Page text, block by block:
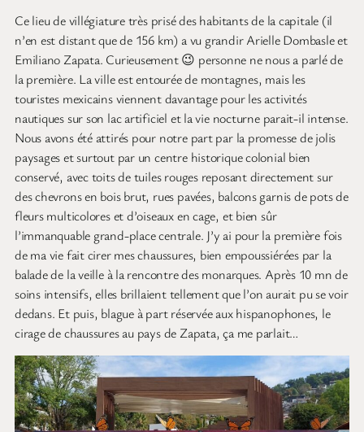
Ce lieu de villégiature très prisé des habitants de la capitale (il
n’en est distant que de 156 km) a vu grandir Arielle Dombasle et
Emiliano Zapata. Curieusement 😉 personne ne nous a parlé de
la première. La ville est entourée de montagnes, mais les
touristes mexicains viennent davantage pour les activités
nautiques sur son lac artificiel et la vie nocturne parait-il intense.
Nous avons été attirés pour notre part par la promesse de jolis
paysages et surtout par un centre historique colonial bien
conservé, avec toits de tuiles rouges reposant directement sur
des chevrons en bois brut, rues pavées, balcons garnis de pots de
fleurs multicolores et d’oiseaux en cage, et bien sûr
l’immanquable grand-place centrale. J’y ai pour la première fois
de ma vie fait cirer mes chaussures, bien empoussiérées par la
balade de la veille à la rencontre des monarques. Après 10 mn de
soins intensifs, elles brillaient tellement que l’on aurait pu se voir
dedans. Et puis, blague à part réservée aux hispanophones, le
cirage de chaussures au pays de Zapata, ça me parlait…